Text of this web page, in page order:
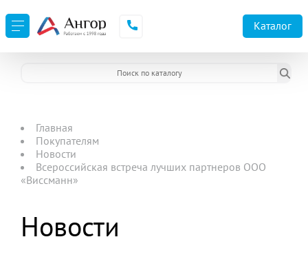
Каталог
Главная
Покупателям
Новости
Всероссийская встреча лучших партнеров ООО
«Виссманн»
Новости